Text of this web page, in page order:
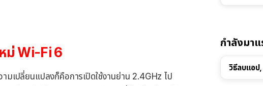
ม่ Wi-Fi 6
มเปลี่ยนแปลงก็คือการเปิดใช้งานย่าน 2.4GHz ไป
กำลังมาแ
วิธีลบแอป